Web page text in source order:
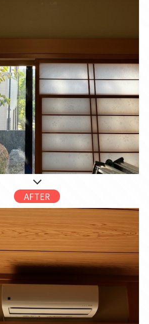
AFTER